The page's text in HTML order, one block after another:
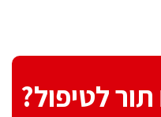
לטיפול?